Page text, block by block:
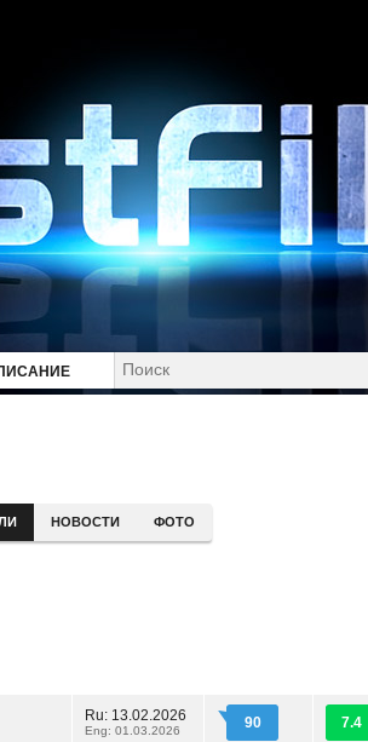
НОВОСТИ ФОТО
Ru: 13.02.2026
Eng: 01.03.2026 90 7.4